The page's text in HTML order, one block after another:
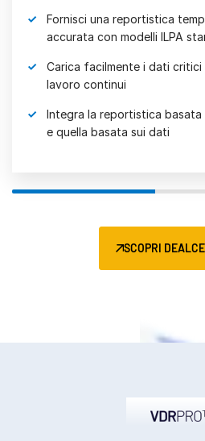
Fornisci una reportistica
accurata con modelli ILPA
Carica facilmente i dati critici
lavoro continui
Integra la reportistica basata
e quella basata sui dati
SCOPRI